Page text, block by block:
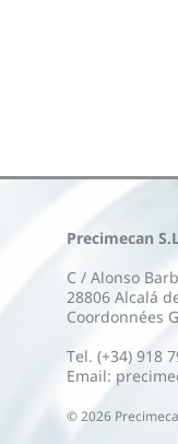
Precimecan
C / Alonso
28806 Alcalá
Coordonnées
Tel. (+34) 918
Email:
©2026